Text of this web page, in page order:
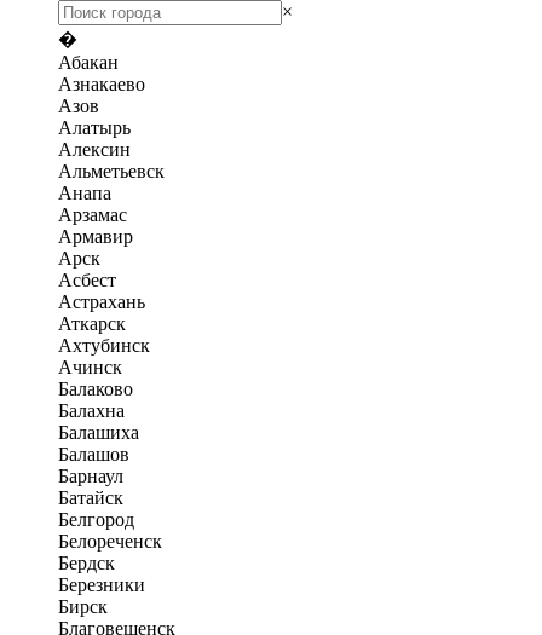
×
�
Абакан
Азнакаево
Азов
Алатырь
Алексин
Альметьевск
Анапа
Арзамас
Армавир
Арск
Асбест
Астрахань
Аткарск
Ахтубинск
Ачинск
Балаково
Балахна
Балашиха
Балашов
Барнаул
Батайск
Белгород
Белореченск
Бердск
Березники
Бирск
Благовещенск